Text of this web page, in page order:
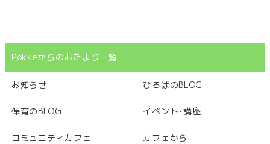
Pokkeからのおたより一覧
お知らせ ひろばのBLOG
保育のBLOG イベント･講座
コミュニティカフェ カフェから